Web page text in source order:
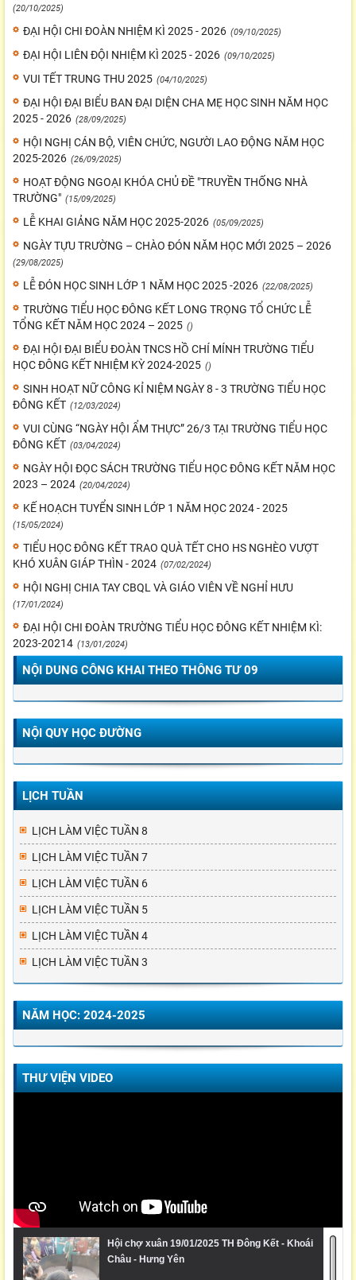
(20/10/2025)
ĐẠI HỘI CHI ĐOÀN NHIỆM KÌ 2025 - 2026 (09/10/2025)
ĐẠI HỘI LIÊN ĐỘI NHIỆM KÌ 2025 - 2026 (09/10/2025)
VUI TẾT TRUNG THU 2025 (04/10/2025)
ĐẠI HỘI ĐẠI BIỂU BAN ĐẠI DIỆN CHA MẸ HỌC SINH NĂM HỌC
2025 - 2026 (28/09/2025)
HỘI NGHỊ CÁN BỘ, VIÊN CHỨC, NGƯỜI LAO ĐỘNG NĂM HỌC
2025-2026 (26/09/2025)
HOẠT ĐỘNG NGOẠI KHÓA CHỦ ĐỀ "TRUYỀN THỐNG NHÀ
TRƯỜNG" (15/09/2025)
LỄ KHAI GIẢNG NĂM HỌC 2025-2026 (05/09/2025)
NGÀY TỰU TRƯỜNG – CHÀO ĐÓN NĂM HỌC MỚI 2025 – 2026
(29/08/2025)
LỄ ĐÓN HỌC SINH LỚP 1 NĂM HỌC 2025 -2026 (22/08/2025)
TRƯỜNG TIỂU HỌC ĐÔNG KẾT LONG TRỌNG TỔ CHỨC LỄ
TỔNG KẾT NĂM HỌC 2024 – 2025 ()
ĐẠI HỘI ĐẠI BIỂU ĐOÀN TNCS HỒ CHÍ MÍNH TRƯỜNG TIỂU
HỌC ĐÔNG KẾT NHIỆM KỲ 2024-2025 ()
SINH HOẠT NỮ CÔNG KỈ NIỆM NGÀY 8 - 3 TRƯỜNG TIỂU HỌC
ĐÔNG KẾT (12/03/2024)
VUI CÙNG “NGÀY HỘI ẨM THỰC” 26/3 TẠI TRƯỜNG TIỂU HỌC
ĐÔNG KẾT (03/04/2024)
NGÀY HỘI ĐỌC SÁCH TRƯỜNG TIỂU HỌC ĐÔNG KẾT NĂM HỌC
2023 – 2024 (20/04/2024)
KẾ HOẠCH TUYỂN SINH LỚP 1 NĂM HỌC 2024 - 2025
(15/05/2024)
TIỂU HỌC ĐÔNG KẾT TRAO QUÀ TẾT CHO HS NGHÈO VƯỢT
KHÓ XUÂN GIÁP THÌN - 2024 (07/02/2024)
HỘI NGHỊ CHIA TAY CBQL VÀ GIÁO VIÊN VỀ NGHỈ HƯU
(17/01/2024)
ĐẠI HỘI CHI ĐOÀN TRƯỜNG TIỂU HỌC ĐÔNG KẾT NHIỆM KÌ:
2023-20214 (13/01/2024)
NỘI DUNG CÔNG KHAI THEO THÔNG TƯ 09
NỘI QUY HỌC ĐƯỜNG
LỊCH TUẦN
LỊCH LÀM VIỆC TUẦN 8
LỊCH LÀM VIỆC TUẦN 7
LỊCH LÀM VIỆC TUẦN 6
LỊCH LÀM VIỆC TUẦN 5
LỊCH LÀM VIỆC TUẦN 4
LỊCH LÀM VIỆC TUẦN 3
NĂM HỌC: 2024-2025
THƯ VIỆN VIDEO
Hội chợ xuân 19/01/2025 TH Đông Kết - Khoái
Châu - Hưng Yên